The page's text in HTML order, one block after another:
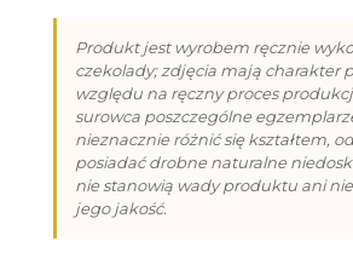
Produkt jest wyrobem ręcznie
czekolady; zdjęcia mają charakter
względu na ręczny proces
surowca poszczególne
nieznacznie różnić się kształtem,
posiadać drobne naturalne
nie stanowią wady produktu ani
jego jakość.